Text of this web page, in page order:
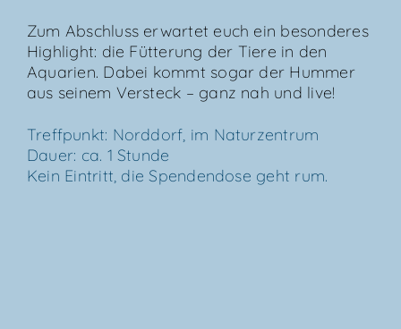
Zum Abschluss erwar­tet euch ein beson­de­res
High­light: die Füt­te­rung der Tie­re in den
Aqua­ri­en. Dabei kommt sogar der Hum­mer
aus sei­nem Ver­steck – ganz nah und live!
Treff­punkt: Nord­dorf, im Natur­zen­trum
Dau­er: ca. 1 Stun­de
Kein Ein­tritt, die Spen­den­do­se geht rum.